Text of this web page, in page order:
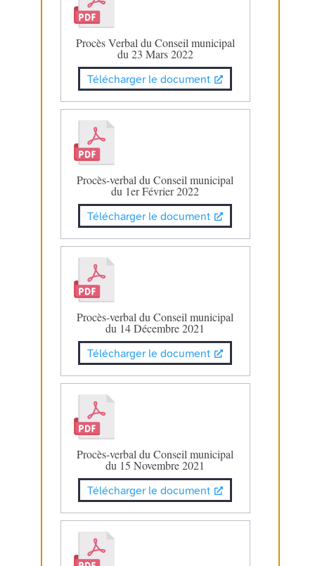
Procès Verbal du Conseil municipal
du 23 Mars 2022
Télécharger le document
Procès-verbal du Conseil municipal
du 1er Février 2022
Télécharger le document
Procès-verbal du Conseil municipal
du 14 Décembre 2021
Télécharger le document
Procès-verbal du Conseil municipal
du 15 Novembre 2021
Télécharger le document